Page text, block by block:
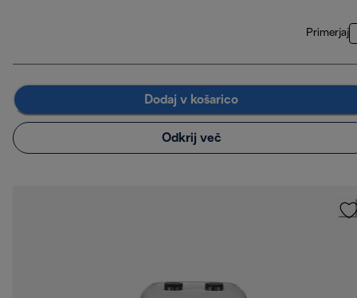
Primerjaj
Dodaj v košarico
Odkrij več